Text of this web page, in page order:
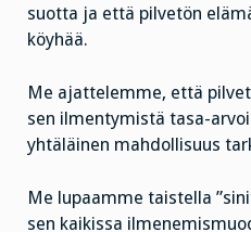
suotta ja että pilvetön
köyhää.
Me ajattelemme, että
sen ilmentymistä tasa-
yhtäläinen mahdollisuus
Me lupaamme taistella
sen kaikissa